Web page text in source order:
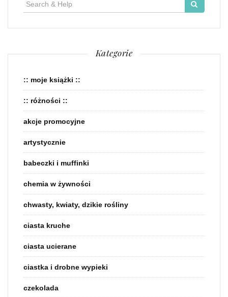
for:
Kategorie
:: moje książki ::
:: różności ::
akcje promocyjne
artystycznie
babeczki i muffinki
chemia w żywności
chwasty, kwiaty, dzikie rośliny
ciasta kruche
ciasta ucierane
ciastka i drobne wypieki
czekolada